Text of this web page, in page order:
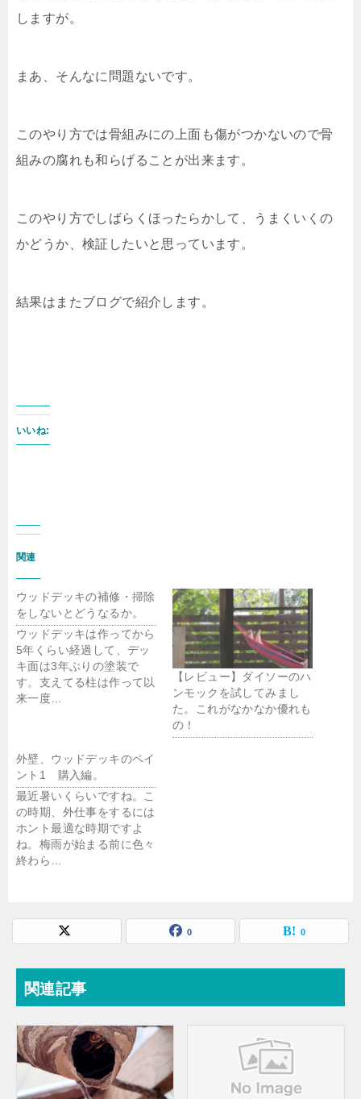
しますが。
まあ、そんなに問題ないです。
このやり方では骨組みにの上面も傷がつかないので骨
組みの腐れも和らげることが出来ます。
このやり方でしばらくほったらかして、うまくいくの
かどうか、検証したいと思っています。
結果はまたブログで紹介します。
いいね:
関連
ウッドデッキの補修・掃除
をしないとどうなるか。
ウッドデッキは作ってから
5年くらい経過して、デッ
キ面は3年ぶりの塗装で
す。支えてる柱は作って以
来一度…
【レビュー】ダイソーのハ
ンモックを試してみまし
た。これがなかなか優れも
の！
外壁、ウッドデッキのペイ
ント1 購入編。
最近暑いくらいですね。こ
の時期、外仕事をするには
ホント最適な時期ですよ
ね。梅雨が始まる前に色々
終わら…
0 0
関連記事